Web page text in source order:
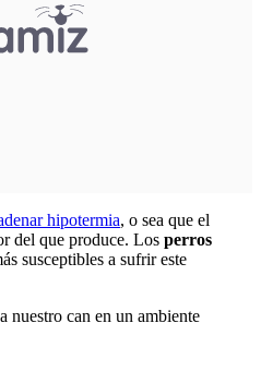
hipotermia, o sea que el
del que produce. Los perros
susceptibles a sufrir este
nuestro can en un ambiente